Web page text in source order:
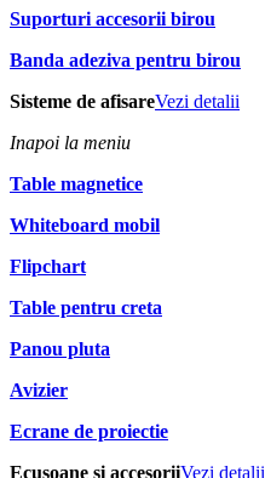
Suporturi accesorii birou
Banda adeziva pentru birou
Sisteme de afisareVezi detalii
Inapoi la meniu
Table magnetice
Whiteboard mobil
Flipchart
Table pentru creta
Panou pluta
Avizier
Ecrane de proiectie
Ecusoane si accesoriiVezi detalii